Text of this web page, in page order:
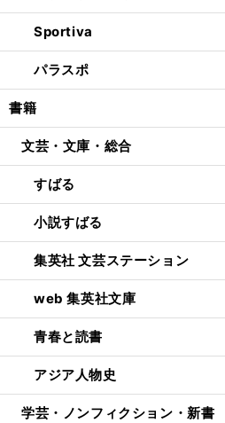
Sportiva
パラスポ
書籍
文芸・文庫・総合
すばる
小説すばる
集英社 文芸ステーション
web 集英社文庫
青春と読書
アジア人物史
学芸・ノンフィクション・新書